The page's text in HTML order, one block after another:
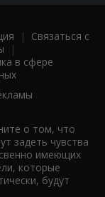
| Связаться с
|
в сфере
о том, что
задеть чувства
имеющих
которые
будут